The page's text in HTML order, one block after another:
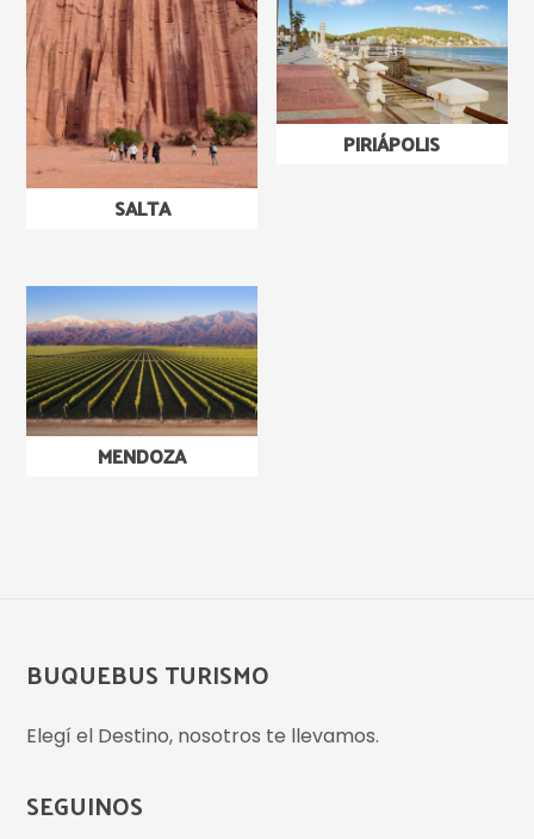
SALTA
PIRIÁPOLIS
MENDOZA
BUQUEBUS TURISMO
Elegí el Destino, nosotros te llevamos.
SEGUINOS